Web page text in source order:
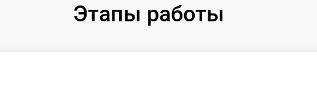
Этапы работы